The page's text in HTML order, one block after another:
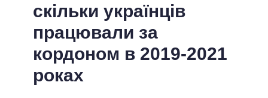
ПОДІЇ
СТАТТІ
ДУМКИ
ОГЛЯДИ
ДАЙДЖЕСТИ
ЕКОНОМІКА
СУСПІЛЬСТВО
ПОЛIТИКИ
УСІ ПОЛІТИКИ
ПРЕЗИДЕНТ І ОФІС
ВЕРХОВНА РАДА
скільки українців
працювали за
кордоном в 2019-2021
роках